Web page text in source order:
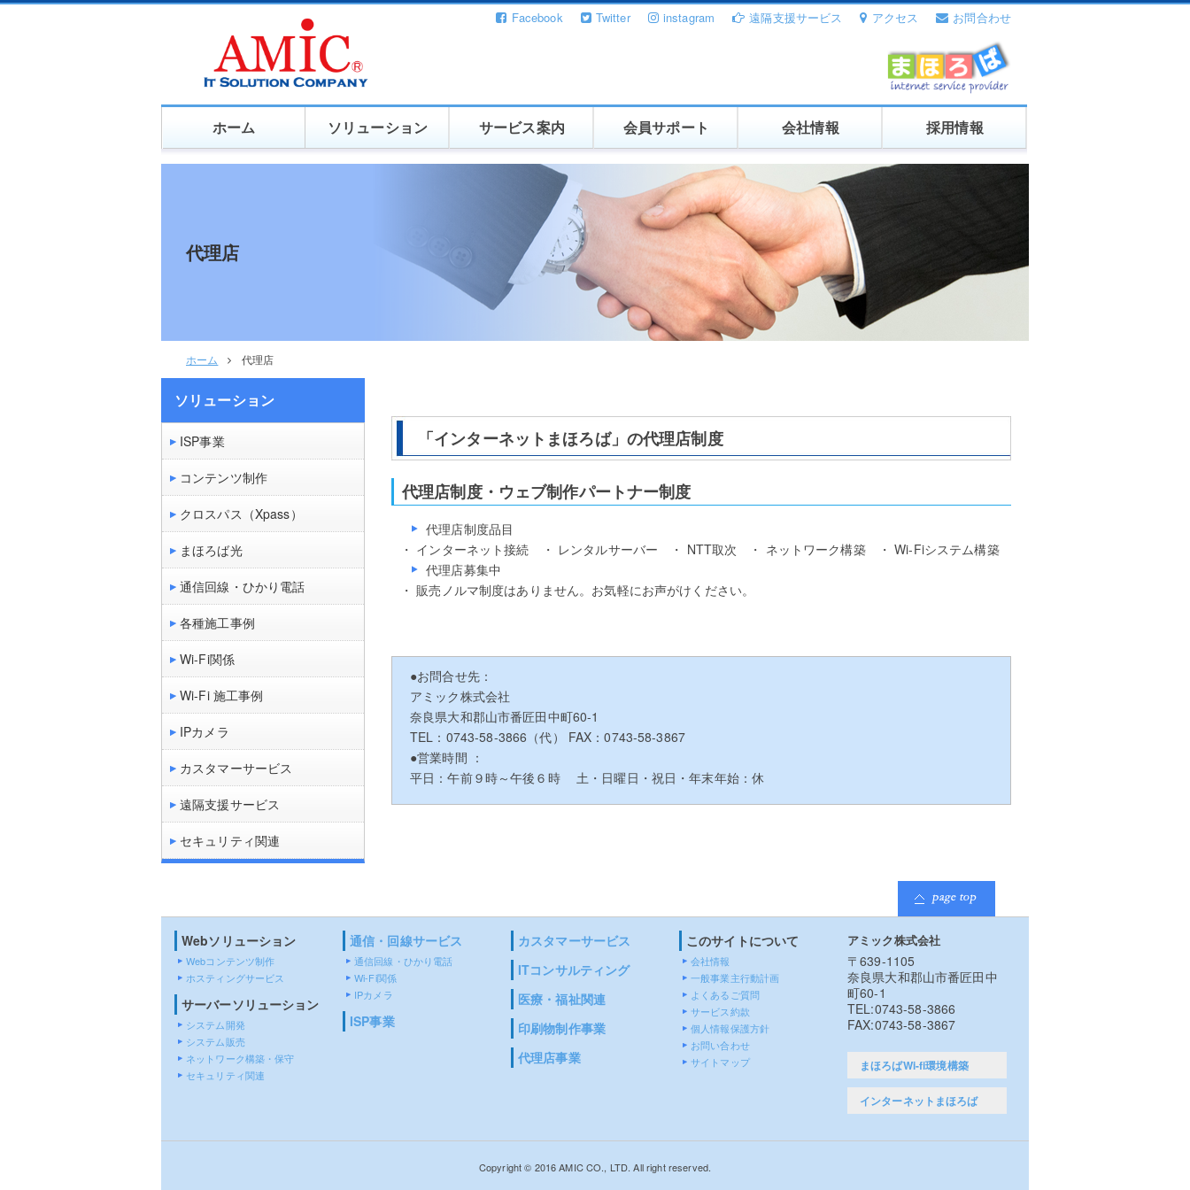
Facebook Twitter instagram 遠隔支援サービス アクセス お問合わせ
ホーム ソリューション サービス案内 会員サポート 会社情報 採用情報
代理店
ホーム 代理店
「インターネットまほろば」の代理店制度
代理店制度・ウェブ制作パートナー制度
代理店制度品目
・ インターネット接続 ・ レンタルサーバー ・ NTT取次 ・ ネットワーク構築 ・ Wi-Fiシステム構築
代理店募集中
・ 販売ノルマ制度はありません。お気軽にお声がけください。
●お問合せ先：
アミック株式会社
奈良県大和郡山市番匠田中町60-1
TEL：0743-58-3866（代） FAX：0743-58-3867
●営業時間 ：
平日：午前９時～午後６時 土・日曜日・祝日・年末年始：休
ソリューション
ISP事業
コンテンツ制作
クロスパス（Xpass）
まほろば光
通信回線・ひかり電話
各種施工事例
Wi-Fi関係
Wi-Fi 施工事例
IPカメラ
カスタマーサービス
遠隔支援サービス
セキュリティ関連
Webソリューション
Webコンテンツ制作
ホスティングサービス
サーバーソリューション
システム開発
システム販売
ネットワーク構築・保守
セキュリティ関連
通信・回線サービス
通信回線・ひかり電話
Wi-Fi関係
IPカメラ
ISP事業
カスタマーサービス
ITコンサルティング
医療・福祉関連
印刷物制作事業
代理店事業
このサイトについて
会社情報
一般事業主行動計画
よくあるご質問
サービス約款
個人情報保護方針
お問い合わせ
サイトマップ
アミック株式会社
〒639-1105
奈良県大和郡山市番匠田中
町60-1
TEL:0743-58-3866
FAX:0743-58-3867
まほろばWi-fi環境構築
インターネットまほろば
Copyright © 2016 AMIC CO., LTD. All right reserved.